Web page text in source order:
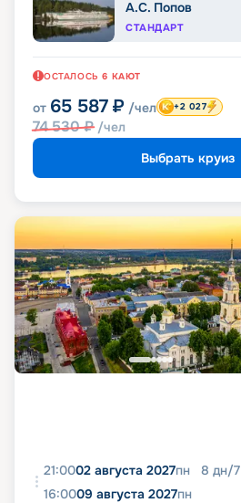
А.С. Попов
СТАНДАРТ
ОСТАЛОСЬ 6 КАЮТ
от 65 587 ₽ /чел
74 530₽ /чел
+2 027
Выбрать круиз
21:0002 августа 2027пн 8 дн/7
16:0009 августа 2027пн